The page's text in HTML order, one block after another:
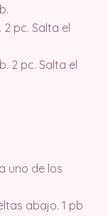
pc. Salta el
2 pc. Salta el
uno de los
abajo. 1 pb